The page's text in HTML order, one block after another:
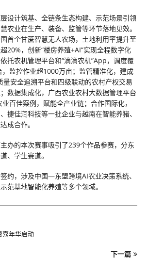
设计筑基、全链条生态构建、示范场景引领
农业在生产、装备、监管等环节落地见效。
首个甘蔗智慧无人农场，土地利用率提升至
20%，创新“楼房养殖+AI”实现全程数字化
托农机管理平台和“滴滴农机”App，调度覆
监控作业超1000万亩；监管精准化，建成
量安全追溯平台和四级联动的农村产权交易
数据集成化，广西农业农村大数据管理平台
业百佳案例，赋能全产业链；合作国际化，
捷佳润科技等一批企业与越南在智能养猪、
成合作。
办的本次赛事吸引了239个作品参赛，分东
、学生赛道。
约，涉及中国—东盟跨境AI农业决策系统、
范基地智能化养殖等多个领域。
嘉年华启动
下一篇